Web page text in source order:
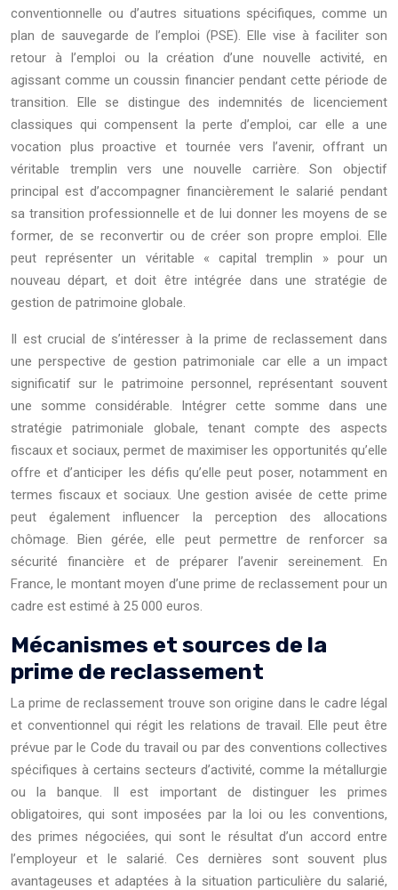
conventionnelle ou d’autres situations spécifiques, comme un
plan de sauvegarde de l’emploi (PSE). Elle vise à faciliter son
retour à l’emploi ou la création d’une nouvelle activité, en
agissant comme un coussin financier pendant cette période de
transition. Elle se distingue des indemnités de licenciement
classiques qui compensent la perte d’emploi, car elle a une
vocation plus proactive et tournée vers l’avenir, offrant un
véritable tremplin vers une nouvelle carrière. Son objectif
principal est d’accompagner financièrement le salarié pendant
sa transition professionnelle et de lui donner les moyens de se
former, de se reconvertir ou de créer son propre emploi. Elle
peut représenter un véritable « capital tremplin » pour un
nouveau départ, et doit être intégrée dans une stratégie de
gestion de patrimoine globale.
Il est crucial de s’intéresser à la prime de reclassement dans
une perspective de gestion patrimoniale car elle a un impact
significatif sur le patrimoine personnel, représentant souvent
une somme considérable. Intégrer cette somme dans une
stratégie patrimoniale globale, tenant compte des aspects
fiscaux et sociaux, permet de maximiser les opportunités qu’elle
offre et d’anticiper les défis qu’elle peut poser, notamment en
termes fiscaux et sociaux. Une gestion avisée de cette prime
peut également influencer la perception des allocations
chômage. Bien gérée, elle peut permettre de renforcer sa
sécurité financière et de préparer l’avenir sereinement. En
France, le montant moyen d’une prime de reclassement pour un
cadre est estimé à 25 000 euros.
Mécanismes et sources de la
prime de reclassement
La prime de reclassement trouve son origine dans le cadre légal
et conventionnel qui régit les relations de travail. Elle peut être
prévue par le Code du travail ou par des conventions collectives
spécifiques à certains secteurs d’activité, comme la métallurgie
ou la banque. Il est important de distinguer les primes
obligatoires, qui sont imposées par la loi ou les conventions,
des primes négociées, qui sont le résultat d’un accord entre
l’employeur et le salarié. Ces dernières sont souvent plus
avantageuses et adaptées à la situation particulière du salarié,